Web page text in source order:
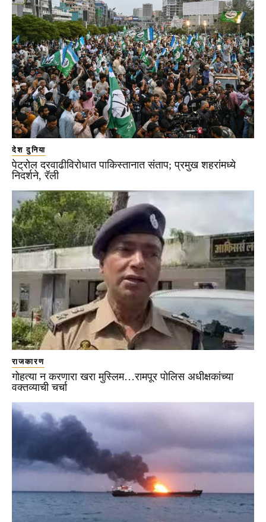
देश दुनिया
पेट्रोल दरवाढीविरोधात पाकिस्तानात संताप; प्रमुख शहरांमध्ये
निदर्शने, रॅली
राजकारण
गोहत्या न करणारा खरा मुस्लिम…रामपूर पोलिस अधीक्षकांच्या
वक्तव्याची चर्चा